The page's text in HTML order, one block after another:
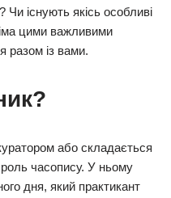
існують якісь особливі
цими важливими
разом із вами.
або складається
роль часопису. У ньому
дня, який практикант